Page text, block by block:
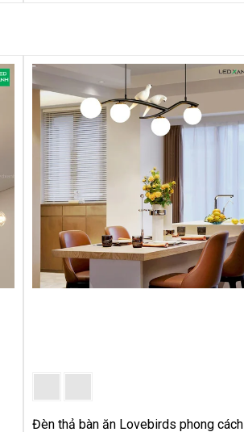
Đèn thả bàn ăn Lovebirds phong cách